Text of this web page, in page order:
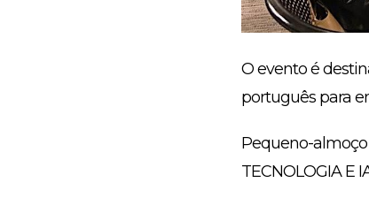
O evento é
português para
Pequeno-almoço
TECNOLOGIA E